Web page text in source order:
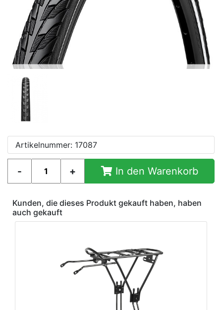
Artikelnummer: 17087
In den Warenkorb
Kunden, die dieses Produkt gekauft haben, haben
auch gekauft